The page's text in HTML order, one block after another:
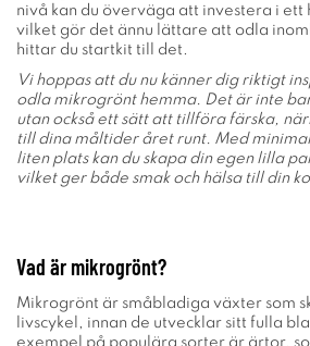
nivå kan du överväga att investera i ett
vilket gör det ännu lättare att odla
hittar du startkit till det.
Vi hoppas att du nu känner dig riktigt
odla mikrogrönt hemma. Det är inte
utan också ett sätt att tillföra färska,
till dina måltider året runt. Med
liten plats kan du skapa din egen lilla
vilket ger både smak och hälsa till din
Vad är mikrogrönt?
Mikrogrönt är småbladiga växter som
livscykel, innan de utvecklar sitt fulla
exempel på populära sorter är ärtor,